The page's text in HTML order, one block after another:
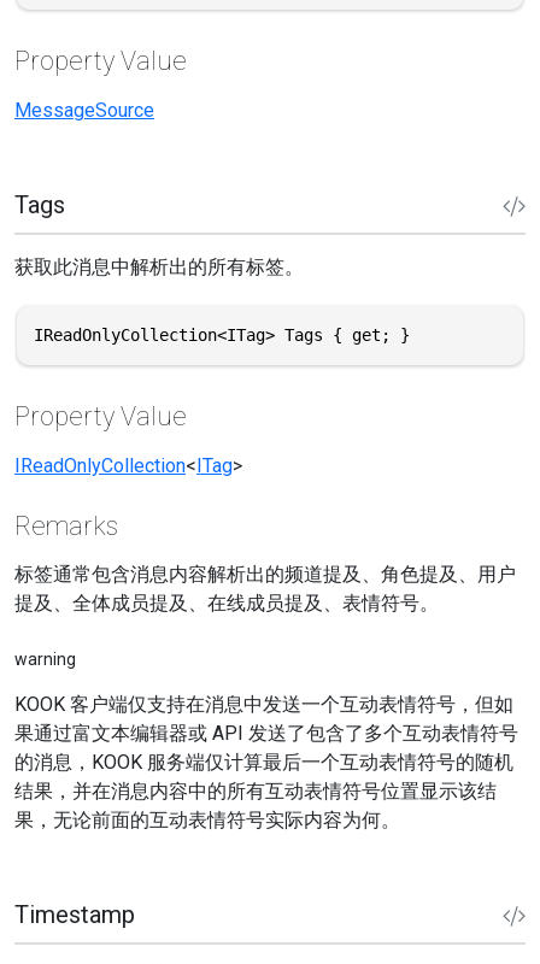
Property Value
MessageSource
Tags
获取此消息中解析出的所有标签。
IReadOnlyCollection<ITag> Tags { get; }
Property Value
IReadOnlyCollection<ITag>
Remarks
标签通常包含消息内容解析出的频道提及、角色提及、用户
提及、全体成员提及、在线成员提及、表情符号。
warning
KOOK 客户端仅支持在消息中发送一个互动表情符号，但如
果通过富文本编辑器或 API 发送了包含了多个互动表情符号
的消息，KOOK 服务端仅计算最后一个互动表情符号的随机
结果，并在消息内容中的所有互动表情符号位置显示该结
果，无论前面的互动表情符号实际内容为何。
Timestamp